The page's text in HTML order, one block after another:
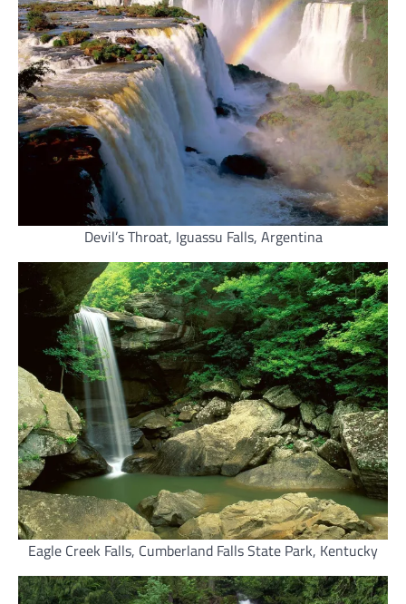
Devil’s Throat, Iguassu Falls, Argentina
Eagle Creek Falls, Cumberland Falls State Park, Kentucky